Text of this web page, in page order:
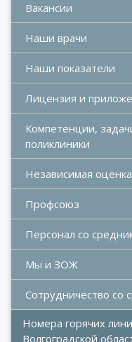
Вакансии
Наши врачи
Наши показатели
Лицензия и
Компетенции,
поликлиники
Независимая оценка
Профсоюз
Персонал со
Мы и ЗОЖ
Сотрудничество со
Номера горячих
Волгоградской